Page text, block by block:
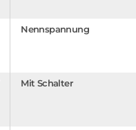
Nennspannung
Mit Schalter